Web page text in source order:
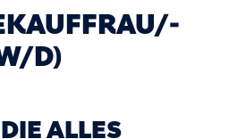
D)
ALLES